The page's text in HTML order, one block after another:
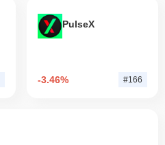
PulseX
-3.46% #166